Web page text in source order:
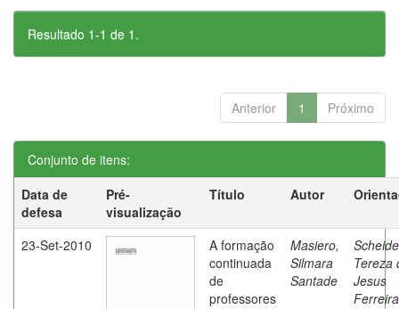
Resultado 1-1 de 1.
Anterior 1 Próximo
Conjunto de itens:
Data de
defesa
Pré-
visualização
Título Autor
23-Set-2010
A formação
continuada
de
professores
Masiero,
Silmara
Santade
Tereza
Jesus
Ferreira